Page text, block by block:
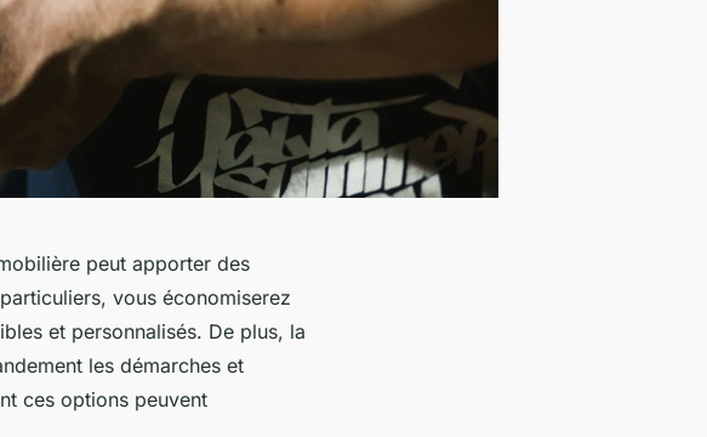
peut apporter des
vous économiserez
et personnalisés. De plus, la
les démarches et
ces options peuvent